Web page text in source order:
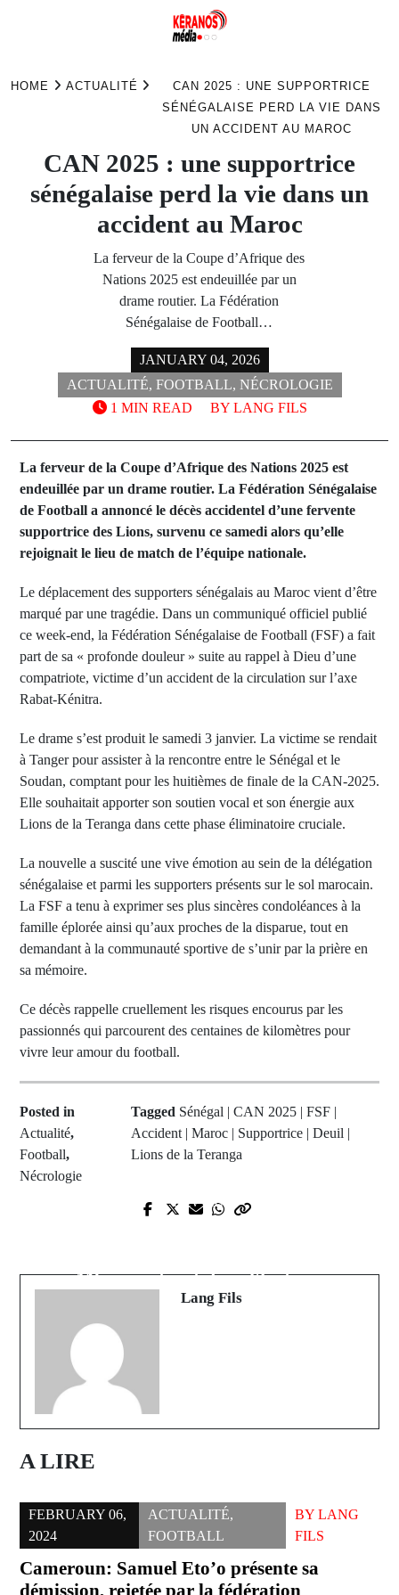
HOME ACTUALITÉ
CAN 2025 : UNE SUPPORTRICE
SÉNÉGALAISE PERD LA VIE DANS
UN ACCIDENT AU MAROC
CAN 2025 : une supportrice
sénégalaise perd la vie dans un
accident au Maroc
La ferveur de la Coupe d’Afrique des
Nations 2025 est endeuillée par un
drame routier. La Fédération
Sénégalaise de Football…
JANUARY 04, 2026
ACTUALITÉ, FOOTBALL, NÉCROLOGIE
BY LANG FILS
1 MIN READ
La ferveur de la Coupe d’Afrique des Nations 2025 est
endeuillée par un drame routier. La Fédération Sénégalaise
de Football a annoncé le décès accidentel d’une fervente
supportrice des Lions, survenu ce samedi alors qu’elle
rejoignait le lieu de match de l’équipe nationale.
Le déplacement des supporters sénégalais au Maroc vient d’être
marqué par une tragédie. Dans un communiqué officiel publié
ce week-end, la Fédération Sénégalaise de Football (FSF) a fait
part de sa « profonde douleur » suite au rappel à Dieu d’une
compatriote, victime d’un accident de la circulation sur l’axe
Rabat-Kénitra.
Le drame s’est produit le samedi 3 janvier. La victime se rendait
à Tanger pour assister à la rencontre entre le Sénégal et le
Soudan, comptant pour les huitièmes de finale de la CAN-2025.
Elle souhaitait apporter son soutien vocal et son énergie aux
Lions de la Teranga dans cette phase éliminatoire cruciale.
La nouvelle a suscité une vive émotion au sein de la délégation
sénégalaise et parmi les supporters présents sur le sol marocain.
La FSF a tenu à exprimer ses plus sincères condoléances à la
famille éplorée ainsi qu’aux proches de la disparue, tout en
demandant à la communauté sportive de s’unir par la prière en
sa mémoire.
Ce décès rappelle cruellement les risques encourus par les
passionnés qui parcourent des centaines de kilomètres pour
vivre leur amour du football.
Posted in
Actualité,
Football,
Nécrologie
Tagged Sénégal | CAN 2025 | FSF |
Accident | Maroc | Supportrice | Deuil |
Lions de la Teranga
Prev Post
Mbaye entrent dans l'histoire
Lang Fils
A LIRE
FEBRUARY 06,
2024
ACTUALITÉ,
FOOTBALL
BY LANG
FILS
Cameroun: Samuel Eto’o présente sa
démission, rejetée par la fédération